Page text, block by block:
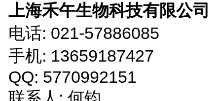
上海禾午生物科技有限公司
电话: 021-57886085
手机: 13659187427
QQ: 5770992151